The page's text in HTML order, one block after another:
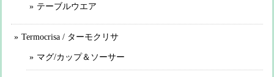
テーブルウエア
Termocrisa / ターモクリサ
マグ/カップ＆ソーサー